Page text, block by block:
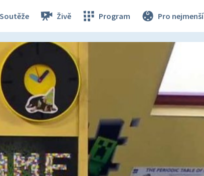
Soutěže Živě Program Pro nejmenší